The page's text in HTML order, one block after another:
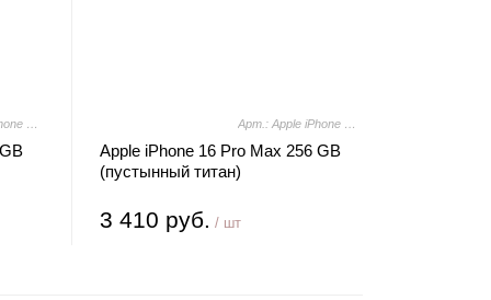
Apple iPhone 16 Pro Max 256 GB
(пустынный титан)
3 410 руб. / шт